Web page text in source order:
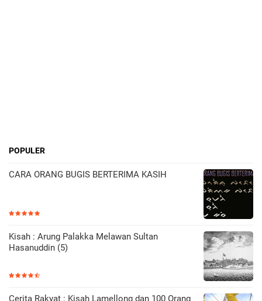
POPULER
CARA ORANG BUGIS BERTERIMA KASIH
Kisah : Arung Palakka Melawan Sultan
Hasanuddin (5)